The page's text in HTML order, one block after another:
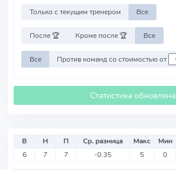
Только с текущим тренером Все
После 🏆 Кроме после 🏆 Все
Все Против команд со стоимостью от
Статистика обновлена
В Н П Ср. разница Макс Мин
6
7 7 -0.35 5 0